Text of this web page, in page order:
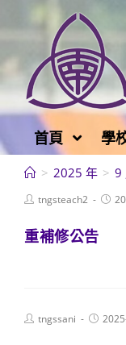
轉
至
容
首頁 學
> 2025 年 > 9
Posttngsteach2
Post
重補修公告
Posttngssani
Post